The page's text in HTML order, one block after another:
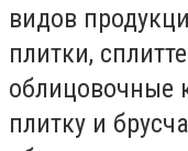
видов
плитки,
облицовочные
плитку и